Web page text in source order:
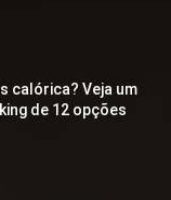
calórica? Veja um
de 12 opções